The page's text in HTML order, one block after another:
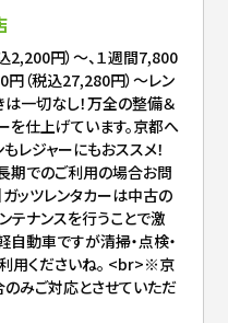
2,200円）～、１週間7,800
円（税込27,280円）～レン
は一切なし！万全の整備＆
を仕上げています。京都へ
レジャーにもおススメ！
期でのご利用の場合お問
ッツレンタカーは中古の
テナンスを行うことで激
自動車ですが清掃・点検・
用くださいね。 <br>※京
みご対応とさせていただ